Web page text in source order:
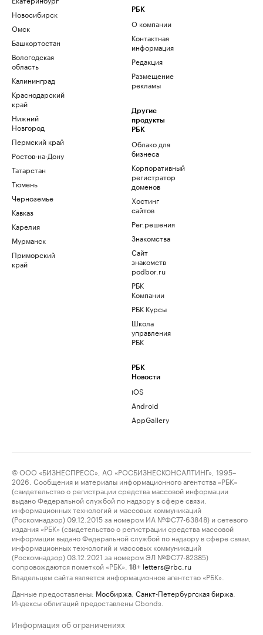
Новосибирск
Омск
Башкортостан
Вологодская
область
Калининград
Краснодарский
край
Нижний
Новгород
Пермский край
Ростов-на-Дону
Татарстан
Тюмень
Черноземье
Кавказ
Карелия
Мурманск
Приморский
край
РБК
О компании
Контактная
информация
Редакция
Размещение
рекламы
Другие
продукты
РБК
Облако для
бизнеса
Корпоративный
регистратор
доменов
Хостинг
сайтов
Рег.решения
Знакомства
Сайт
знакомств
podbor.ru
РБК
Компании
РБК Курсы
Школа
управления
РБК
РБК
Новости
iOS
Android
AppGallery
© ООО «БИЗНЕСПРЕСС», АО «РОСБИЗНЕСКОНСАЛТИНГ», 1995–
2026. Сообщения и материалы информационного агентства «РБК»
(свидетельство о регистрации средства массовой информации
выдано Федеральной службой по надзору в сфере связи,
информационных технологий и массовых коммуникаций
(Роскомнадзор) 09.12.2015 за номером ИА №ФС77-63848) и сетевого
издания «РБК» (свидетельство о регистрации средства массовой
информации выдано Федеральной службой по надзору в сфере связи,
информационных технологий и массовых коммуникаций
(Роскомнадзор) 03.12.2021 за номером ЭЛ №ФС77-82385)
сопровождаются пометкой «РБК».
18+ letters@rbc.ru
Владельцем сайта является информационное агентство «РБК».
Данные предоставлены: Мосбиржа Санкт-Петербургская биржа
Индексы облигаций предоставлены Cbonds.
Информация об ограничениях